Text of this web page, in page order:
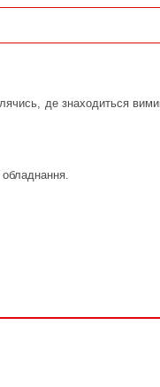
де знаходиться